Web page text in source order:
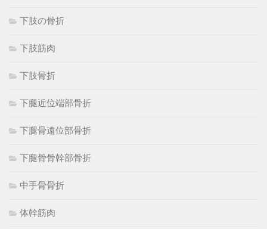
下肢の骨折
下肢筋肉
下肢骨折
下腿近位端部骨折
下腿骨遠位部骨折
下腿骨骨幹部骨折
中手骨骨折
体幹筋肉